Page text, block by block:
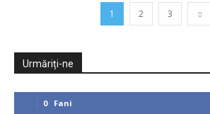
1 2 3
Urmăriți-ne
0 Fani